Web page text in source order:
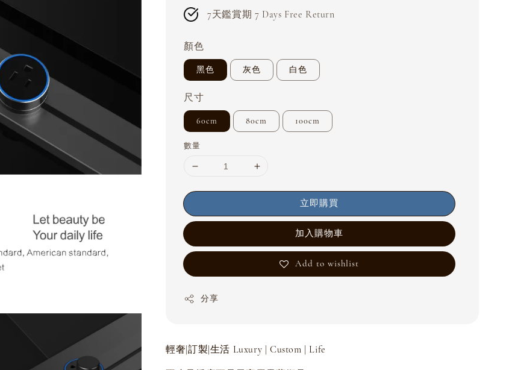
7天鑑賞期 7 Days Free Return
顏色
黑色 灰色 白色
尺寸
60cm 80cm 100cm
數量
立即購買
加入購物車
Add to wishlist
分享
輕奢|訂製|生活 Luxury | Custom | Life